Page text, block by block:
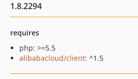
1.8.2294
requires
php: >=5.5
alibabacloud/client: ^1.5